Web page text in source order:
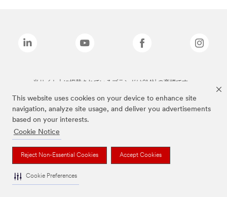
This website uses cookies on your device to enhance site
navigation, analyze site usage, and deliver you advertisements
based on your interests.
Cookie Notice
Reject Non-Essential Cookies Accept Cookies
Cookie Preferences
当サイト上に掲載されているブランドは3M社の商標です。